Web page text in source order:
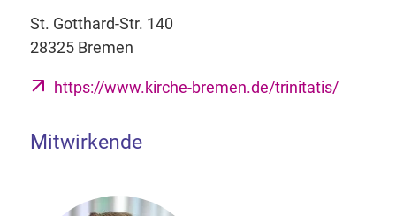
St. Gotthard-Str. 140
28325 Bremen
https://www.kirche-bremen.de/trinitatis/
Mitwirkende